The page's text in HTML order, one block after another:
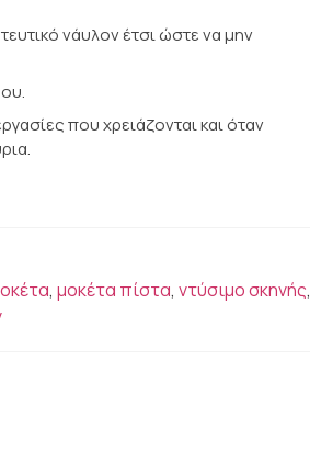
νάυλον έτσι ώστε να μην
που χρειάζονται και όταν
, μοκέτα πίστα, ντύσιμο σκηνής,